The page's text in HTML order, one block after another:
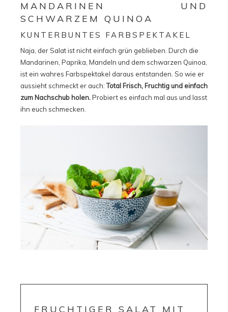
MANDARINEN UND
SCHWARZEM QUINOA
KUNTERBUNTES FARBSPEKTAKEL
Naja, der Salat ist nicht einfach grün geblieben. Durch die
Mandarinen, Paprika, Mandeln und dem schwarzen Quinoa,
ist ein wahres Farbspektakel daraus entstanden. So wie er
aussieht schmeckt er auch:Total Frisch, Fruchtig und einfach
zum Nachschub holen.Probiert es einfach mal aus und lasst
ihn euch schmecken.
FRUCHTIGER SALAT MIT